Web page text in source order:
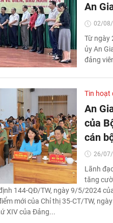
An
02/
Từ ngày
ủy An
đảng
Tin hoạt
An
của
cán
26/
Lãnh
tăng
144-QĐ/TW, ngày 9/5/2024
mới của Chỉ thị 35-CT/TW,
XIV của Đảng...